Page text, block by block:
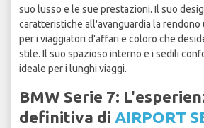
suo lusso e le sue prestazioni. Il suo
caratteristiche all'avanguardia la rendono
per i viaggiatori d'affari e coloro che
stile. Il suo spazioso interno e i sedili
ideale per i lunghi viaggi.
BMW Serie 7:
definitiva di AIRPORT